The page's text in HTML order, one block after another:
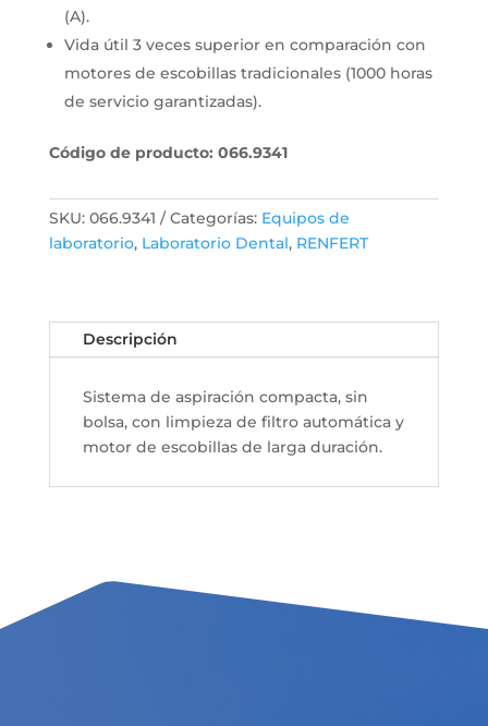
(A).
Vida útil 3 veces superior en comparación con
motores de escobillas tradicionales (1000 horas
de servicio garantizadas).
Código de producto: 066.9341
SKU: 066.9341 Categorías: Equipos de
laboratorio, Laboratorio Dental, RENFERT
Descripción
Sistema de aspiración compacta, sin
bolsa, con limpieza de filtro automática y
motor de escobillas de larga duración.